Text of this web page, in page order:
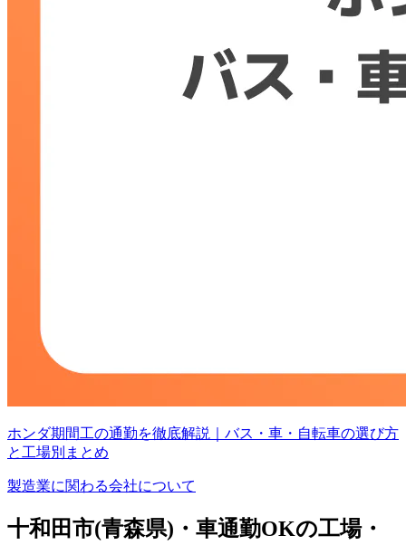
ホンダ期間工の通勤を徹底解説｜バス・車・自転車の選び方
と工場別まとめ
製造業に関わる会社について
十和田市(青森県)・車通勤OKの工場・